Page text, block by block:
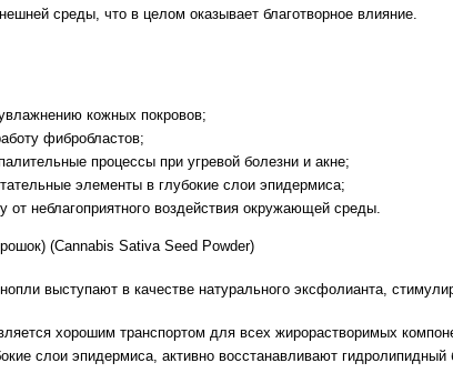
среды, что в целом оказывает благотворное влияние.
кожных покровов;
фибробластов;
процессы при угревой болезни и акне;
элементы в глубокие слои эпидермиса;
от неблагоприятного воздействия окружающей среды.
(Cannabis Sativa Seed Powder)
выступают в качестве натурального эксфолианта,
хорошим транспортом для всех жирорастворимых
слои эпидермиса, активно восстанавливают гидролипидный